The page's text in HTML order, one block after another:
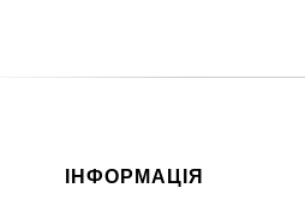
ІНФОРМАЦІЯ